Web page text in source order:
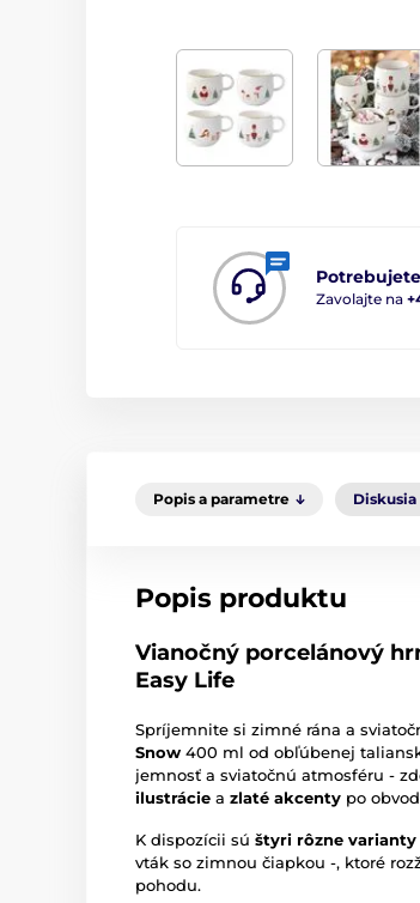
Zavolajte na
Popis a parametre Diskusia
Popis produktu
Vianočný porcelánový
Easy Life
Spríjemnite si zimné rána a
Snow 400 ml od obľúbenej
jemnosť a sviatočnú atmosféru -
ilustrácie a zlaté akcenty po
K dispozícii sú štyri rôzne
vták so zimnou čiapkou -, ktoré
pohodu.